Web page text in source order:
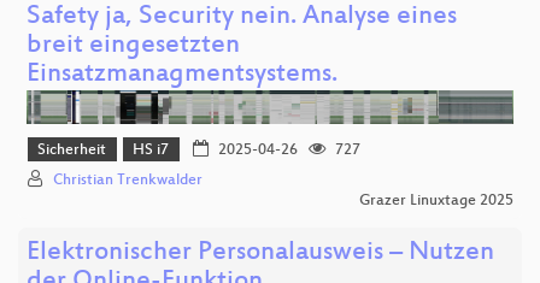
Safety ja, Security nein. Analyse eines
breit eingesetzten
Einsatzmanagmentsystems.
Sicherheit HS i7 2025-04-26
727
Christian Trenkwalder
Grazer Linuxtage 2025
Elektronischer Personalausweis – Nutzen